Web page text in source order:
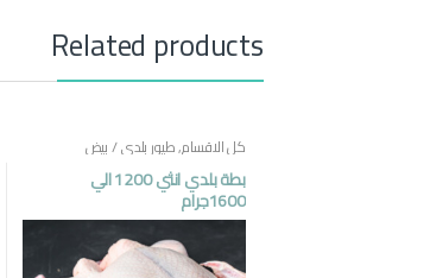
Related products
كل الاقسام,طيور بلدي / بيض
بطة بلدي انثي 1200 الي
1600جرام